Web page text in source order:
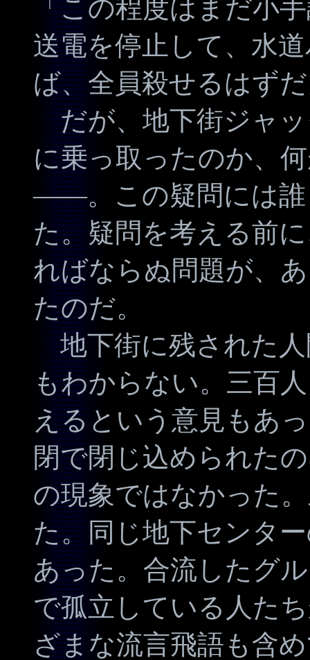
「この程度はまだ小
送電を停止して、水
ば、全員殺せるはず
だが、地下街ジャ
に乗っ取ったのか、
――。この疑問には誰
た。疑問を考える前
ればならぬ問題が、
たのだ。
地下街に残された
もわからない。三百
えるという意見もあ
閉で閉じ込められた
の現象ではなかった
た。同じ地下センタ
あった。合流したグ
で孤立している人た
ざまな流言飛語も含